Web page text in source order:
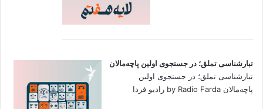
تبارشناسی تملق؛ در جستجوی اولین‌ پاچه‌مالان
تبارشناسی تملق؛ در جستجوی اولین‌
پاچه‌مالان by Radio Farda رادیو فردا